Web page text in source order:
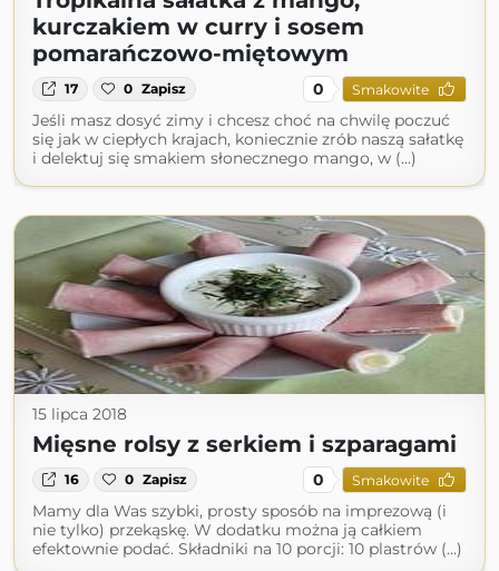
kurczakiem w curry i sosem
pomarańczowo-miętowym
17 0 Zapisz 0 Smakowite
Jeśli masz dosyć zimy i chcesz choć na chwilę poczuć
się jak w ciepłych krajach, koniecznie zrób naszą sałatkę
i delektuj się smakiem słonecznego mango, w (...)
15 lipca 2018
Mięsne rolsy z serkiem i szparagami
16 0 Zapisz 0 Smakowite
Mamy dla Was szybki, prosty sposób na imprezową (i
nie tylko) przekąskę. W dodatku można ją całkiem
efektownie podać. Składniki na 10 porcji: 10 plastrów (...)